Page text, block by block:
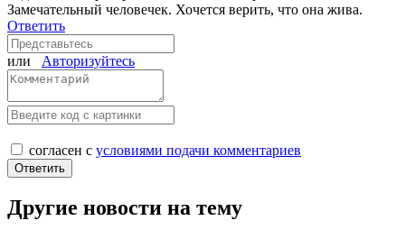
Замечательный человечек. Хочется верить, что она жива.
Ответить
или Авторизуйтесь
согласен с условиями подачи комментариев
Другие новости на тему